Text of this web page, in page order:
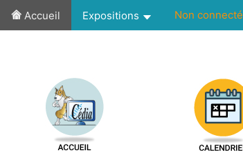
Accueil Expositions Non connecté